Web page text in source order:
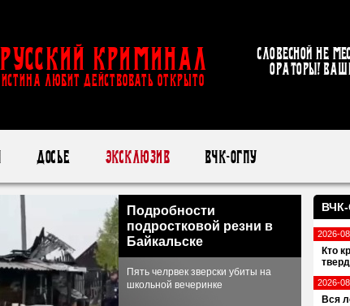
Русский Криминал
ИСТИНА ЛЮБИТ ДЕЙСТВОВАТЬ ОТКРЫТО
Словесной не
ораторы!
Досье Эксклюзив ВЧК-ОГПУ
2026-
Кто
2026-
Вся
Подробности
подростковой резни в
Байкальске
Пять челрвек зверски убиты на
школьной вечеринке